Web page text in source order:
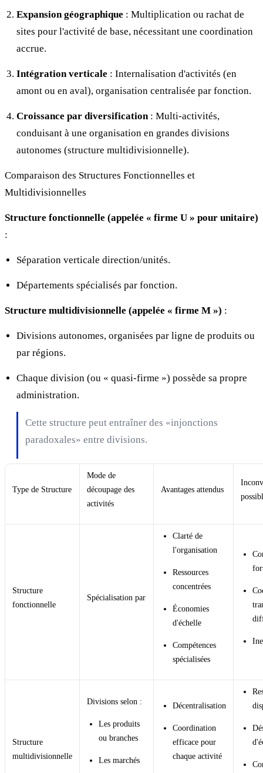
Expansion géographique : Multiplication ou rachat de
sites pour l'activité de base, nécessitant une coordination
accrue.
Intégration verticale : Internalisation d'activités (en
amont ou en aval), organisation centralisée par fonction.
Croissance par diversification : Multi-activités,
conduisant à une organisation en grandes divisions
autonomes (structure multidivisionnelle).
Comparaison des Structures Fonctionnelles et
Multidivisionnelles
Structure fonctionnelle (appelée « firme U » pour unitaire)
:
Séparation verticale direction/unités.
Départements spécialisés par fonction.
Structure multidivisionnelle (appelée « firme M ») :
Divisions autonomes, organisées par ligne de produits ou
par régions.
Chaque division (ou « quasi-firme ») possède sa propre
administration.
Cette structure peut entraîner des «injonctions
paradoxales» entre divisions.
Type de Structure
Mode de
découpage des
activités
Avantages attendus
Structure
fonctionnelle
Spécialisation par
Clarté de
l'organisation
Ressources
concentrées
Économies
d'échelle
Compétences
spécialisées
Structure
multidivisionnelle
Divisions selon :
Les produits
ou branches
Les marchés
Décentralisation
Coordination
efficace pour
chaque activité